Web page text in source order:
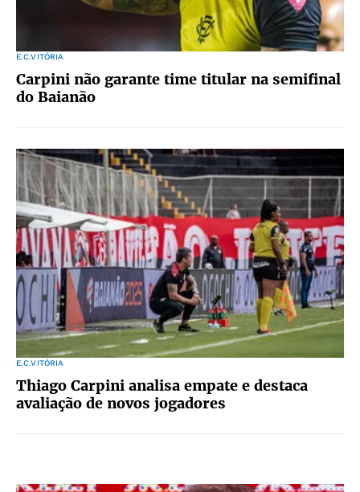
E.C.VITÓRIA
Carpini não garante time titular na semifinal
do Baianão
E.C.VITÓRIA
Thiago Carpini analisa empate e destaca
avaliação de novos jogadores